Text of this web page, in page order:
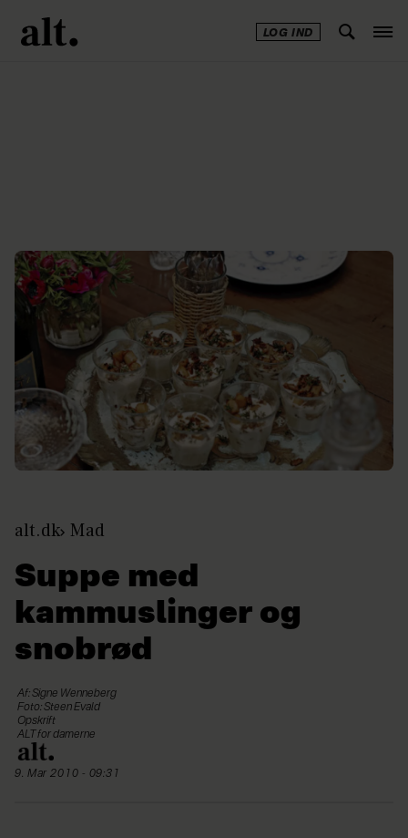
LOG IND
alt.dk Mad
Suppe med
kammuslinger og
snobrød
Af: Signe Wenneberg
Foto: Steen Evald
Opskrift
ALT for damerne
9. Mar 2010 - 09:31